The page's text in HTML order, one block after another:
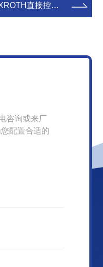
直接控制限压阀
咨询或来厂
配置合适的